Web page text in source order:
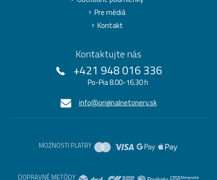
Pre médiá
Kontakt
Kontaktujte nás
+421 948 016 336
Po-Pia 8.00-16.30 h
info@originalnetonery.sk
MOŽNOSTI PLATBY
DOPRAVNÉ METÓDY